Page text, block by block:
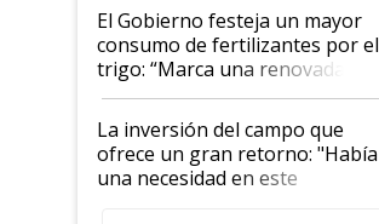
El Gobierno festeja un mayor
consumo de fertilizantes por el
trigo: “Marca una renovada
confianza de los productores”
La inversión del campo que
ofrece un gran retorno: "Había
una necesidad en este